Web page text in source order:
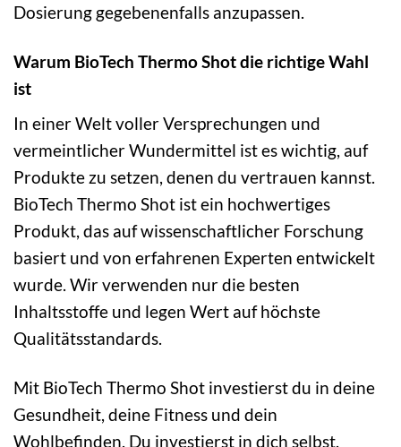
Dosierung gegebenenfalls anzupassen.
Warum BioTech Thermo Shot die richtige Wahl
ist
In einer Welt voller Versprechungen und
vermeintlicher Wundermittel ist es wichtig, auf
Produkte zu setzen, denen du vertrauen kannst.
BioTech Thermo Shot ist ein hochwertiges
Produkt, das auf wissenschaftlicher Forschung
basiert und von erfahrenen Experten entwickelt
wurde. Wir verwenden nur die besten
Inhaltsstoffe und legen Wert auf höchste
Qualitätsstandards.
Mit BioTech Thermo Shot investierst du in deine
Gesundheit, deine Fitness und dein
Wohlbefinden. Du investierst in dich selbst.